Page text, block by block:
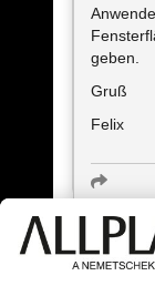
geben.
Gruß
Felix